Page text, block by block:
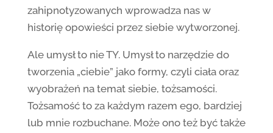
zahipnotyzowanych wprowadza nas w
historię opowieści przez siebie wytworzonej.
Ale umysł to nie TY. Umysł to narzędzie do
tworzenia „ciebie” jako formy, czyli ciała oraz
wyobrażeń na temat siebie, tożsamości.
Tożsamość to za każdym razem ego, bardziej
lub mnie rozbuchane. Może ono też być także